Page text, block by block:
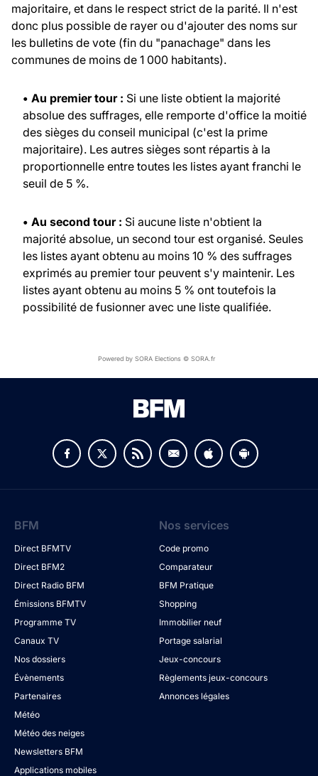
majoritaire, et dans le respect strict de la parité. Il n'est
donc plus possible de rayer ou d'ajouter des noms sur
les bulletins de vote (fin du "panachage" dans les
communes de moins de 1 000 habitants).
• Au premier tour : Si une liste obtient la majorité
absolue des suffrages, elle remporte d'office la moitié
des sièges du conseil municipal (c'est la prime
majoritaire). Les autres sièges sont répartis à la
proportionnelle entre toutes les listes ayant franchi le
seuil de 5 %.
• Au second tour : Si aucune liste n'obtient la
majorité absolue, un second tour est organisé. Seules
les listes ayant obtenu au moins 10 % des suffrages
exprimés au premier tour peuvent s'y maintenir. Les
listes ayant obtenu au moins 5 % ont toutefois la
possibilité de fusionner avec une liste qualifiée.
Powered by SORA Elections © SORA.fr
BFM
Direct BFMTV
Direct BFM2
Direct Radio BFM
Émissions BFMTV
Programme TV
Canaux TV
Nos dossiers
Évènements
Partenaires
Météo
Météo des neiges
Newsletters BFM
Applications mobiles
Nos services
Code promo
Comparateur
BFM Pratique
Shopping
Immobilier neuf
Portage salarial
Jeux-concours
Règlements jeux-concours
Annonces légales